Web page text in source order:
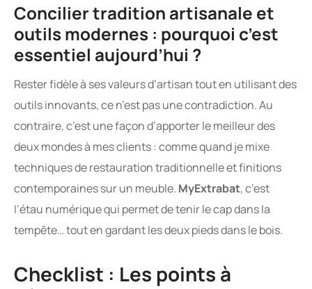
Concilier tradition artisanale et
outils modernes : pourquoi c’est
essentiel aujourd’hui ?
Rester fidèle à ses valeurs d’artisan tout en utilisant des
outils innovants, ce n’est pas une contradiction. Au
contraire, c’est une façon d’apporter le meilleur des
deux mondes à mes clients : comme quand je mixe
techniques de restauration traditionnelle et finitions
contemporaines sur un meuble. MyExtrabat, c’est
l’étau numérique qui permet de tenir le cap dans la
tempête… tout en gardant les deux pieds dans le bois.
Checklist : Les points à